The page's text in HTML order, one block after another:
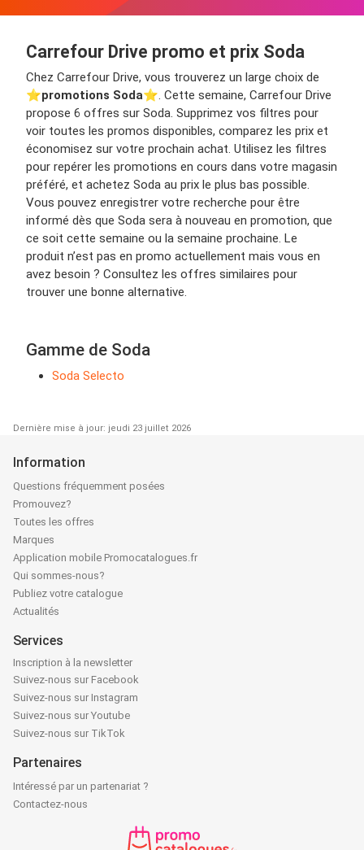
Carrefour Drive promo et prix Soda
Chez Carrefour Drive, vous trouverez un large choix de
⭐️promotions Soda⭐️. Cette semaine, Carrefour Drive
propose 6 offres sur Soda. Supprimez vos filtres pour
voir toutes les promos disponibles, comparez les prix et
économisez sur votre prochain achat. Utilisez les filtres
pour repérer les promotions en cours dans votre magasin
préféré, et achetez Soda au prix le plus bas possible.
Vous pouvez enregistrer votre recherche pour être
informé dès que Soda sera à nouveau en promotion, que
ce soit cette semaine ou la semaine prochaine. Le
produit n’est pas en promo actuellement mais vous en
avez besoin ? Consultez les offres similaires pour
trouver une bonne alternative.
Gamme de Soda
Soda Selecto
Dernière mise à jour: jeudi 23 juillet 2026
Information
Questions fréquemment posées
Promouvez?
Toutes les offres
Marques
Application mobile Promocatalogues.fr
Qui sommes-nous?
Publiez votre catalogue
Actualités
Services
Inscription à la newsletter
Suivez-nous sur Facebook
Suivez-nous sur Instagram
Suivez-nous sur Youtube
Suivez-nous sur TikTok
Partenaires
Intéressé par un partenariat ?
Contactez-nous